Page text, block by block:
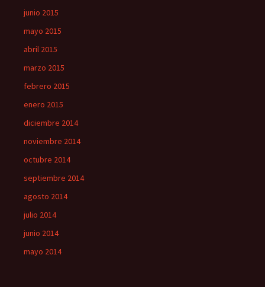
junio 2015
mayo 2015
abril 2015
marzo 2015
febrero 2015
enero 2015
diciembre 2014
noviembre 2014
octubre 2014
septiembre 2014
agosto 2014
julio 2014
junio 2014
mayo 2014